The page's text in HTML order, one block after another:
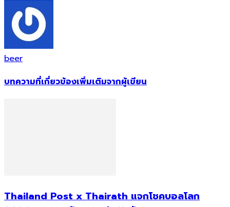
beer
บทความที่เกี่ยวข้องเพิ่มเติมจากผู้เขียน
Thailand Post x Thairath แจกโชคบอลโลก